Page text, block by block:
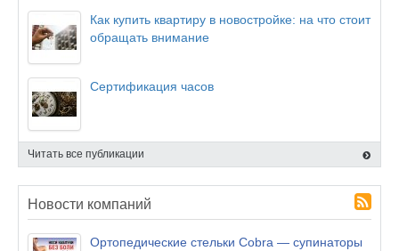
Как купить квартиру в новостройке: на что стоит
обращать внимание
Сертификация часов
Читать все публикации
Новости компаний
Ортопедические стельки Cobra — супинаторы